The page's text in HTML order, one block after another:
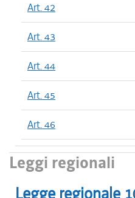
Art. 42
Art. 43
Art. 44
Art. 45
Art. 46
Leggi regionali
Legge regionale